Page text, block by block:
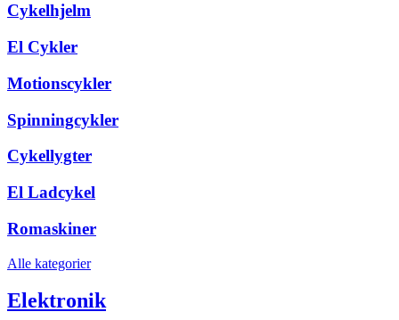
Cykelhjelm
El Cykler
Motionscykler
Spinningcykler
Cykellygter
El Ladcykel
Romaskiner
Alle kategorier
Elektronik